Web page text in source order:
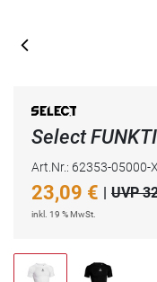
Select
Art.Nr.: 62353-05000-
23,09 € | UVP
inkl. 19 % MwSt.